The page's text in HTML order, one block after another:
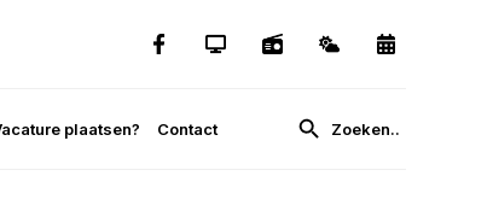
plaatsen? Contact